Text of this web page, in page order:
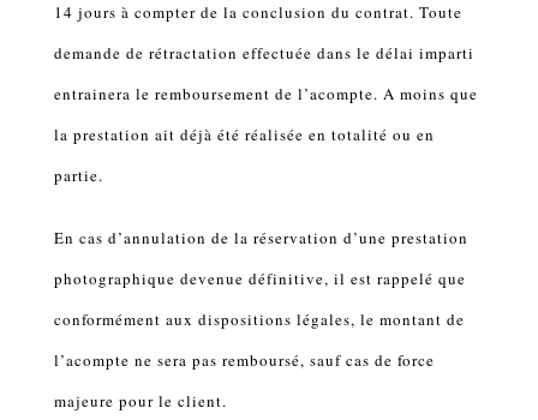
14 jours à compter de la conclusion du contrat. Toute
demande de rétractation effectuée dans le délai imparti
entrainera le remboursement de l’acompte. A moins que
la prestation ait déjà été réalisée en totalité ou en
partie.
En cas d’annulation de la réservation d’une prestation
photographique devenue définitive, il est rappelé que
conformément aux dispositions légales, le montant de
l’acompte ne sera pas remboursé, sauf cas de force
majeure pour le client.